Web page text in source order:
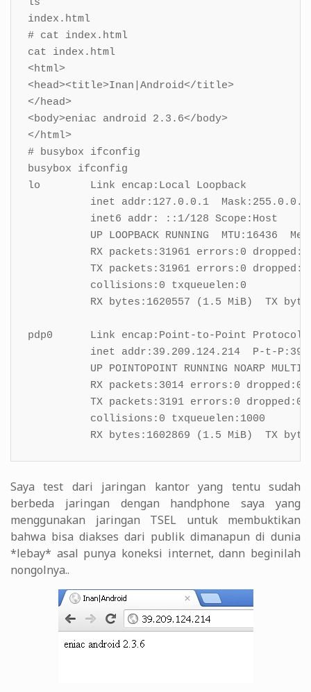
ls
index.html
# cat index.html
cat index.html
<html>
<head><title>Inan|Android</title>
</head>
<body>eniac android 2.3.6</body>
</html>
# busybox ifconfig
busybox ifconfig
lo        Link encap:Local Loopback
          inet addr:127.0.0.1  Mask:255.0.0.0
          inet6 addr: ::1/128 Scope:Host
UP LOOPBACK RUNNING  MTU:16436
RX packets:31961 errors:0
TX packets:31961 errors:0
          collisions:0 txqueuelen:0
RX bytes:1620557 (1.5 MiB)  TX
pdp0      Link encap:Point-to-Point Protocol
inet addr:39.209.124.214  P-t-
UP POINTOPOINT RUNNING NOARP
RX packets:3014 errors:0 dropped:0
TX packets:3191 errors:0 dropped:0
          collisions:0 txqueuelen:1000
RX bytes:1602869 (1.5 MiB)  TX
Saya test dari jaringan kantor yang tentu sudah
berbeda jaringan dengan handphone saya yang
menggunakan jaringan TSEL untuk membuktikan
bahwa bisa diakses dari publik dimanapun di dunia
*lebay* asal punya koneksi internet, dann beginilah
nongolnya..